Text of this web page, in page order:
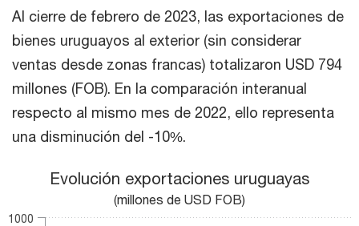
Al cierre de febrero de 2023, las exportaciones de
bienes uruguayos al exterior (sin considerar
ventas desde zonas francas) totalizaron USD 794
millones (FOB). En la comparación interanual
respecto al mismo mes de 2022, ello representa
una disminución del -10%.
Evolución exportaciones uruguayas
Bar chart with 2 data series.
(millones de USD FOB)
Evolución exportaciones uruguayas
(millones de USD FOB)
1000